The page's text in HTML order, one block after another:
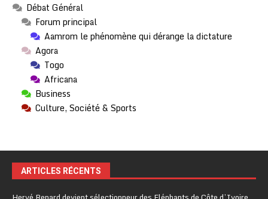
Débat Général
Forum principal
Aamrom le phénomène qui dérange la dictature
Agora
Togo
Africana
Business
Culture, Société & Sports
ARTICLES RÉCENTS